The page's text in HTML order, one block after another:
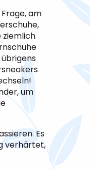
am
ziemlich
um
Es
verhärtet,